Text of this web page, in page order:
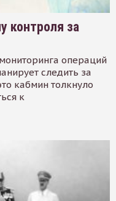
контроля за
операций
следить за
кабмин толкнуло
к